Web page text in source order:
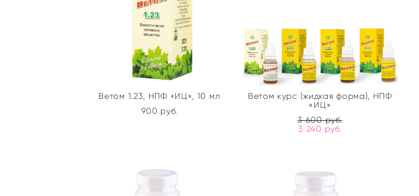
Ветом 1.23, НПФ «ИЦ», 10 мл
900 pуб.
Ветом курс (жидкая форма), НПФ
«ИЦ»
3 600 pуб.
3 240 pуб.